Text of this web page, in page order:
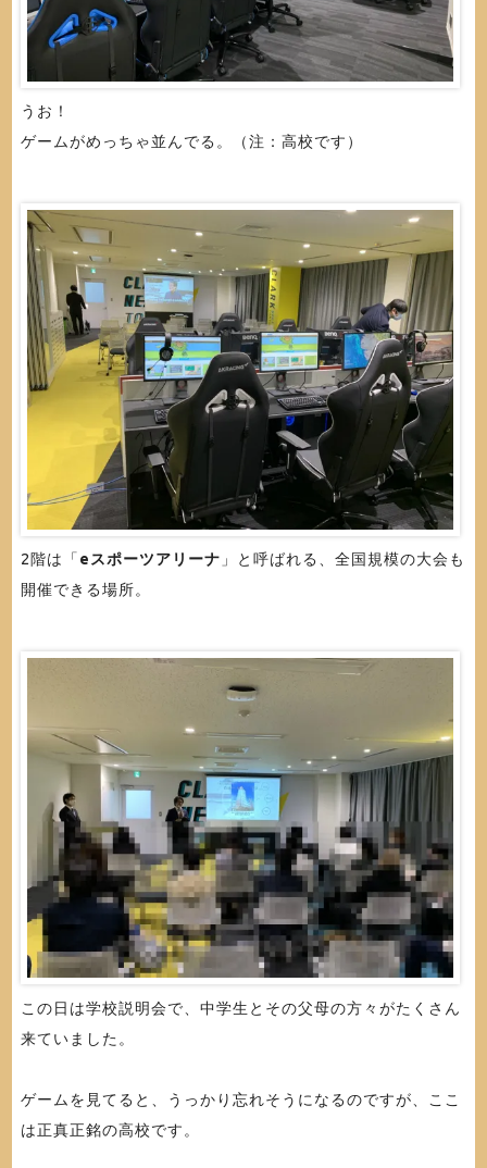
うお！
ゲームがめっちゃ並んでる。（注：高校です）
2階は「 eスポーツアリーナ 」と呼ばれる、全国規模の大会も
開催できる場所。
この日は学校説明会で、中学生とその父母の方々がたくさん
来ていました。
ゲームを見てると、うっかり忘れそうになるのですが、ここ
は正真正銘の高校です。